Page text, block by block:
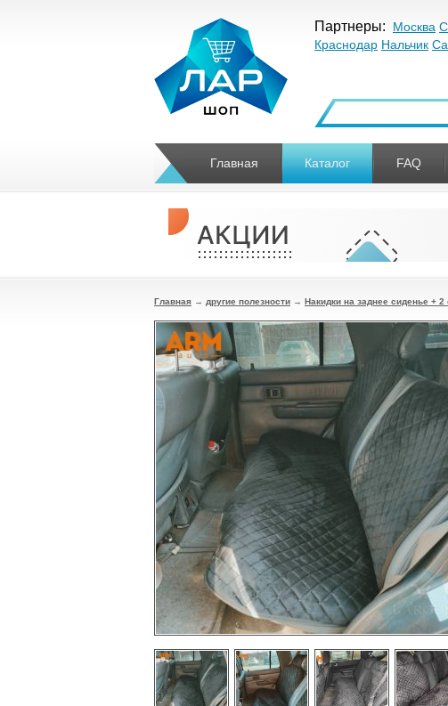
Партнеры: Москва
Краснодар Нальчик
Главная Каталог FAQ
Главная → другие полезности → Накидки на заднее сиденье +